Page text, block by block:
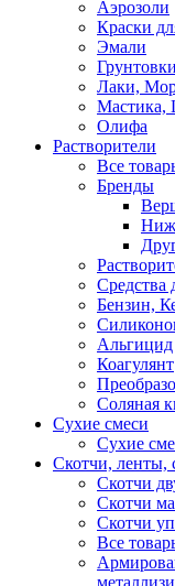
Аэрозоли
Краски
Эмали
Лаки,
Мастика,
Олифа
Растворители
Все
Бренды
Средства
Бензин,
Альгицид
Коагулянт
Соляная
Сухие смеси
Сухие
Скотчи, ленты,
Скотчи
Скотчи
Скотчи
Все